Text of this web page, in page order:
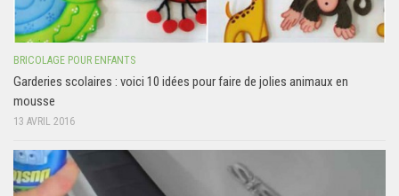
BRICOLAGE POUR ENFANTS
Garderies scolaires : voici 10 idées pour faire de jolies animaux en
mousse
13 AVRIL 2016